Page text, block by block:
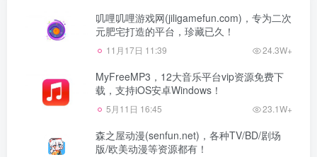
叽哩叽哩游戏网(jiligamefun.com)，专为二次
元肥宅打造的平台，珍藏已久！
11月17日 11:39 24.3W+
MyFreeMP3，12大音乐平台vip资源免费下
载，支持iOS安卓Windows！
5月11日 16:45 23.1W+
森之屋动漫(senfun.net)，各种TV/BD/剧场
版/欧美动漫等资源都有！